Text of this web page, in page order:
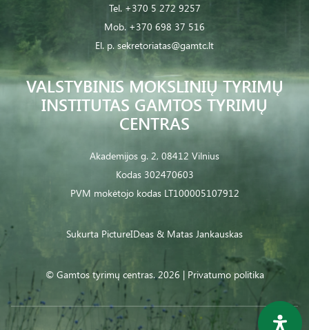
VALSTYBINIS MOKSLINIŲ TYRIMŲ
INSTITUTAS GAMTOS TYRIMŲ
CENTRAS
Akademijos g. 2, 08412 Vilnius
Kodas 302470603
PVM mokėtojo kodas LT100005107912
Tel. +370 5 272 9257
Mob. +370 698 37 516
El. p. sekretoriatas@gamtc.lt
© Gamtos tyrimų centras. 2026 | Privatumo politika
Sukurta PictureIDeas & Matas Jankauskas